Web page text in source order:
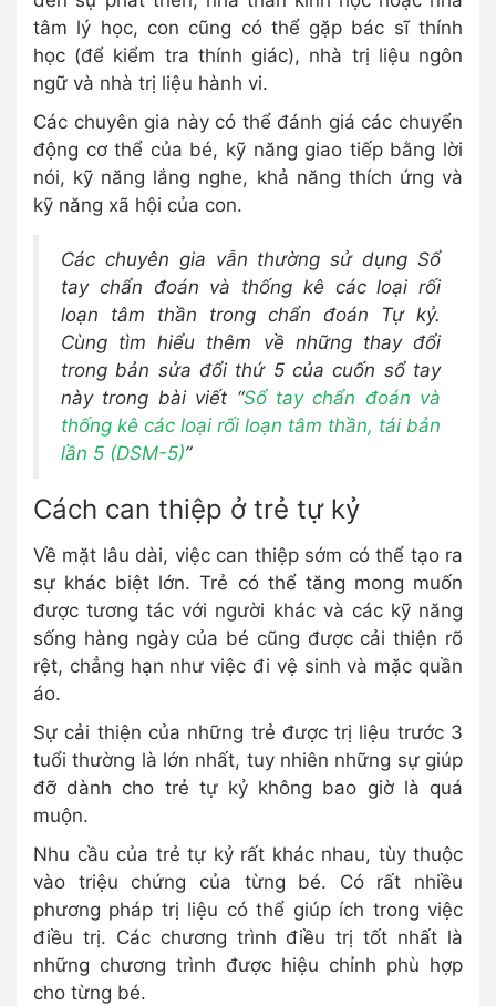
tâm lý học, con cũng có thể gặp bác sĩ thính
học (để kiểm tra thính giác), nhà trị liệu ngôn
ngữ và nhà trị liệu hành vi.
Các chuyên gia này có thể đánh giá các chuyển
động cơ thể của bé, kỹ năng giao tiếp bằng lời
nói, kỹ năng lắng nghe, khả năng thích ứng và
kỹ năng xã hội của con.
Các chuyên gia vẫn thường sử dụng Sổ
tay chẩn đoán và thống kê các loại rối
loạn tâm thần trong chẩn đoán Tự kỷ.
Cùng tìm hiểu thêm về những thay đổi
trong bản sửa đổi thứ 5 của cuốn sổ tay
này trong bài viết “Sổ tay chẩn đoán và
thống kê các loại rối loạn tâm thần, tái bản
lần 5 (DSM-5)”
Cách can thiệp ở trẻ tự kỷ
Về mặt lâu dài, việc can thiệp sớm có thể tạo ra
sự khác biệt lớn. Trẻ có thể tăng mong muốn
được tương tác với người khác và các kỹ năng
sống hàng ngày của bé cũng được cải thiện rõ
rệt, chẳng hạn như việc đi vệ sinh và mặc quần
áo.
Sự cải thiện của những trẻ được trị liệu trước 3
tuổi thường là lớn nhất, tuy nhiên những sự giúp
đỡ dành cho trẻ tự kỷ không bao giờ là quá
muộn.
Nhu cầu của trẻ tự kỷ rất khác nhau, tùy thuộc
vào triệu chứng của từng bé. Có rất nhiều
phương pháp trị liệu có thể giúp ích trong việc
điều trị. Các chương trình điều trị tốt nhất là
những chương trình được hiệu chỉnh phù hợp
cho từng bé.